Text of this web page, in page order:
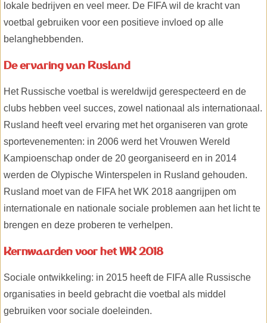
lokale bedrijven en veel meer. De FIFA wil de kracht van
voetbal gebruiken voor een positieve invloed op alle
belanghebbenden.
De ervaring van Rusland
Het Russische voetbal is wereldwijd gerespecteerd en de
clubs hebben veel succes, zowel nationaal als internationaal.
Rusland heeft veel ervaring met het organiseren van grote
sportevenementen: in 2006 werd het Vrouwen Wereld
Kampioenschap onder de 20 georganiseerd en in 2014
werden de Olypische Winterspelen in Rusland gehouden.
Rusland moet van de FIFA het WK 2018 aangrijpen om
internationale en nationale sociale problemen aan het licht te
brengen en deze proberen te verhelpen.
Kernwaarden voor het WK 2018
Sociale ontwikkeling: in 2015 heeft de FIFA alle Russische
organisaties in beeld gebracht die voetbal als middel
gebruiken voor sociale doeleinden.